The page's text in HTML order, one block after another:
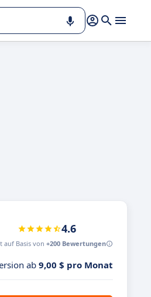
4.6
auf Basis von +200 Bewertungen
ab9,00 $ pro Monat